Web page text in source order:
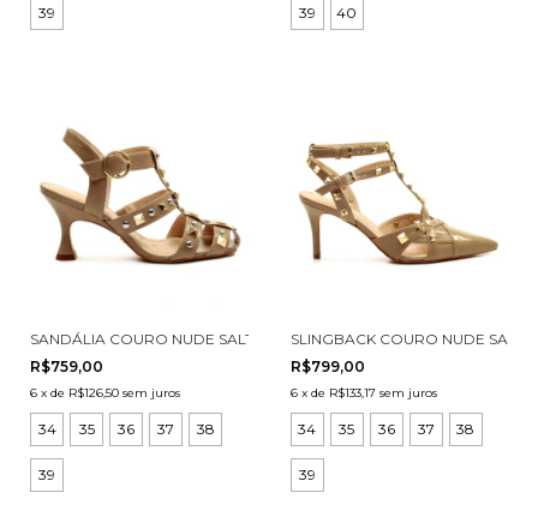
39 39 40
SANDÁLIA COURO NUDE SALTO MÉDIO CECCONELLO 3031001-1
R$759,00
6 x de R$126,50 sem juros
34 35 36 37 38
39
SLINGBACK COURO NUDE
R$799,00
6 x de R$133,17 sem juros
34 35 36 37 38
39